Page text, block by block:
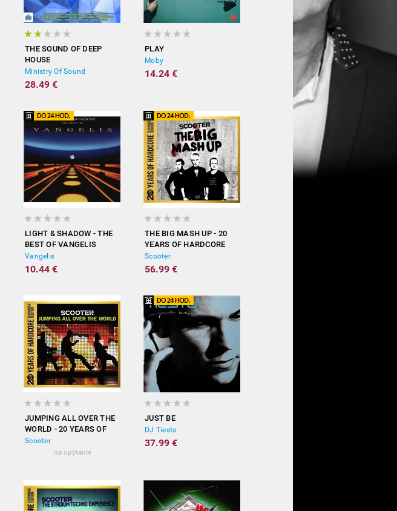
THE SOUND OF DEEP
HOUSE
Ministry Of Sound
28.49 €
PLAY
Moby
14.24 €
LIGHT & SHADOW - THE
BEST OF VANGELIS
Vangelis
10.44 €
THE BIG MASH UP - 20
YEARS OF HARDCORE
(EXPANDED EDITION)
Scooter
56.99 €
JUMPING ALL OVER THE
WORLD - 20 YEARS OF
HARDCORE (EXPANDED
EDITION)
Scooter
na opýtanie
JUST BE
DJ Tiesto
37.99 €